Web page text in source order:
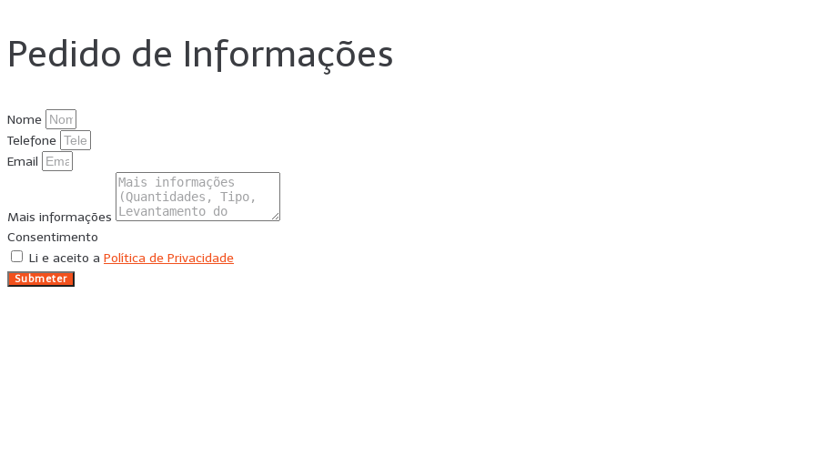
Pedido de Informações
Nome
Telefone
Email
Mais informações
Consentimento
Li e aceito a Política de Privacidade
Submeter